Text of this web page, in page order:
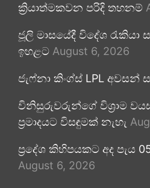
ක්‍රියාත්මකවන පරිදි තහනම්
ජූලි මාසයේදී විදේශ රැකියා
ඉහළට August 6, 2026
ජැෆ්නා කිංග්ස් LPL අවසන්
විනිසුරුවරුන්ගේ විශ්‍රාම
ප්‍රමාදයට විසඳුමක් නැහැ
ප්‍රදේශ කිහිපයකට අද පැය
August 6, 2026